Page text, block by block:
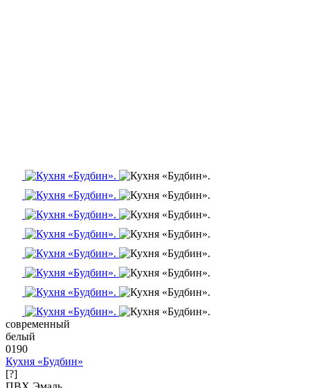
современный
белый
0190
Кухня «Будбин»
[?]